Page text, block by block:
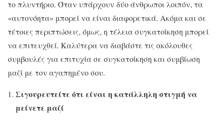
το πλυντήριο. Όταν υπάρχουν δύο άνθρωποι λοιπόν, τα
«αυτονόητα» μπορεί να είναι διαφορετικά. Ακόμα και σε
τέτοιες περιπτώσεις, όμως, η τέλεια συγκατοίκηση μπορεί
να επιτευχθεί. Καλύτερα να διαβάστε τις ακόλουθες
συμβουλές για επιτυχία σε συγκατοίκηση και συμβίωση
μαζί με τον αγαπημένο σου.
Σιγουρευτείτε ότι είναι η κατάλληλη στιγμή να
μείνετε μαζί